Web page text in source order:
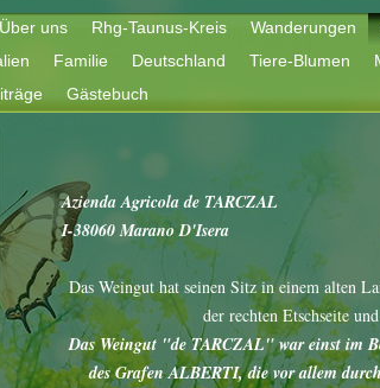
Über uns Rhg-Taunus-Kreis Wanderungen
Familie Deutschland Tiere-Blumen
Gästebuch
Azienda Agricola de TARCZAL
I-38060 Marano D'Isera
Das Weingut hat seinen Sitz in einem alten
der rechten Etschseite
Das Weingut "de TARCZAL" war einst im
des Grafen ALBERTI, die vor allem